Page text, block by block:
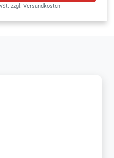
zzgl.Versandkosten